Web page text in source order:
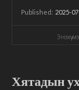
Published: 2025-
Энэхүү
Хятадын